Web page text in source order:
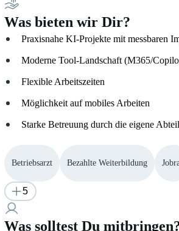
Was bieten wir Dir?
Praxisnahe KI-Projekte mit messbaren
Moderne Tool-Landschaft (M365/
Flexible Arbeitszeiten
Möglichkeit auf mobiles Arbeiten
Starke Betreuung durch die eigene
Betriebsarzt Bezahlte Weiterbildung
5
Was solltest Du